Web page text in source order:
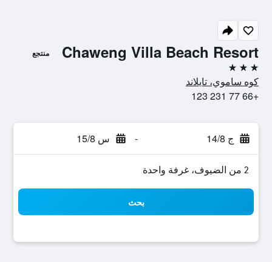
Chaweng Villa Beach Resort منتجع
3 نجوم
كوه ساموي، تايلاند
+66 77 231 123
ج 14/8 - س 15/8
2 من الضيوف، غرفة واحدة
بحث